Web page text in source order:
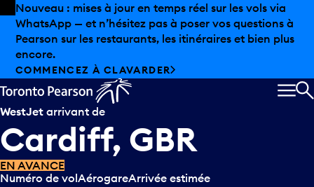
Skip to offers
Passer au contenu principal
Les aubaines estivales sont arrivées chez Pearson.
Magasinage hors taxes, offres gastronomiques et bien
plus encore.
DÉCOUVREZ L’ÉTÉ CHEZ PEARSON
WestJetarrivant de
Cardiff, GBR
EN AVANCE
Numéro de vol
WS93 T3 août 8 14:4514:18